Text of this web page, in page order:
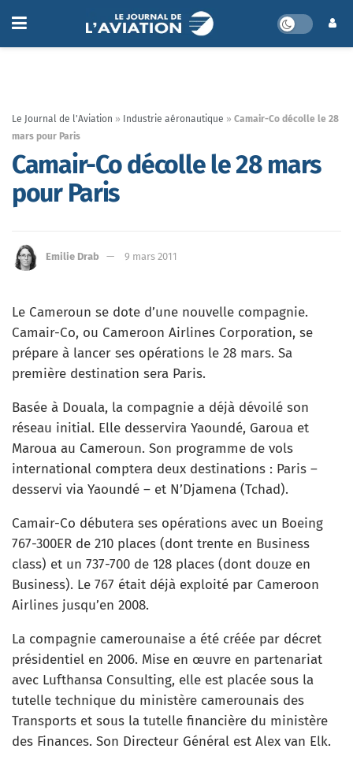
Le Journal de l'Aviation » Industrie aéronautique » Camair-Co décolle le 28
mars pour Paris
Camair-Co décolle le 28 mars
pour Paris
Emilie Drab 9 mars 2011
Le Cameroun se dote d’une nouvelle compagnie.
Camair-Co, ou Cameroon Airlines Corporation, se
prépare à lancer ses opérations le 28 mars. Sa
première destination sera Paris.
Basée à Douala, la compagnie a déjà dévoilé son
réseau initial. Elle desservira Yaoundé, Garoua et
Maroua au Cameroun. Son programme de vols
international comptera deux destinations : Paris –
desservi via Yaoundé – et N’Djamena (Tchad).
Camair-Co débutera ses opérations avec un Boeing
767-300ER de 210 places (dont trente en Business
class) et un 737-700 de 128 places (dont douze en
Business). Le 767 était déjà exploité par Cameroon
Airlines jusqu’en 2008.
La compagnie camerounaise a été créée par décret
présidentiel en 2006. Mise en œuvre en partenariat
avec Lufthansa Consulting, elle est placée sous la
tutelle technique du ministère camerounais des
Transports et sous la tutelle financière du ministère
des Finances. Son Directeur Général est Alex van Elk.